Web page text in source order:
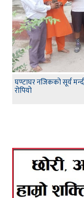
घण्टाघर नजिकको सूर्य
रोपियो